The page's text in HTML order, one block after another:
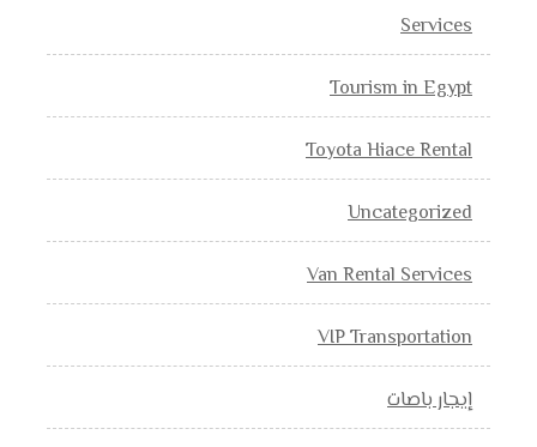
Services
Tourism in Egypt
Toyota Hiace Rental
Uncategorized
Van Rental Services
VIP Transportation
إيجار باصات